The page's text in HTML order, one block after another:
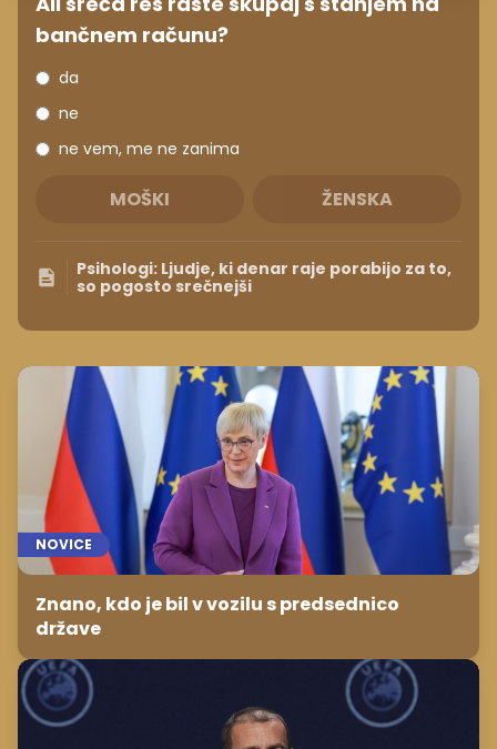
bančnem računu?
da
ne
ne vem, me ne zanima
MOŠKI ŽENSKA
Psihologi: Ljudje, ki denar raje porabijo za to,
so pogosto srečnejši
NOVICE
Znano, kdo je bil v vozilu s predsednico
države